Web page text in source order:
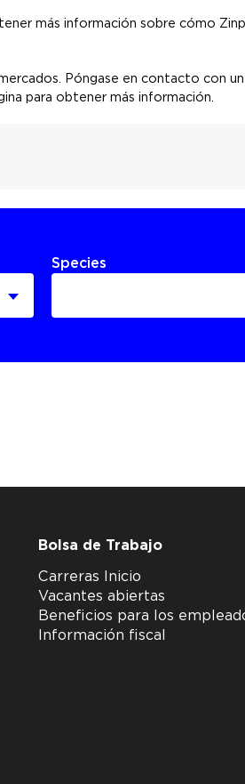
más información sobre cómo
Póngase en contacto con
para obtener más información.
Species
Bolsa de Trabajo
Carreras Inicio
Vacantes abiertas
Beneficios para los
Información fiscal